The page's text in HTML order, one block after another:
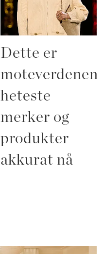
Dette er
heteste
merker og
produkter
akkurat nå